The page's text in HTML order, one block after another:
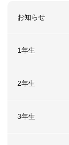
お知らせ
1年生
2年生
3年生